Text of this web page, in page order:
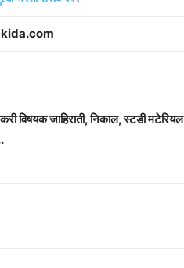
विषयक जाहिराती, निकाल, स्टडी मटेरियल